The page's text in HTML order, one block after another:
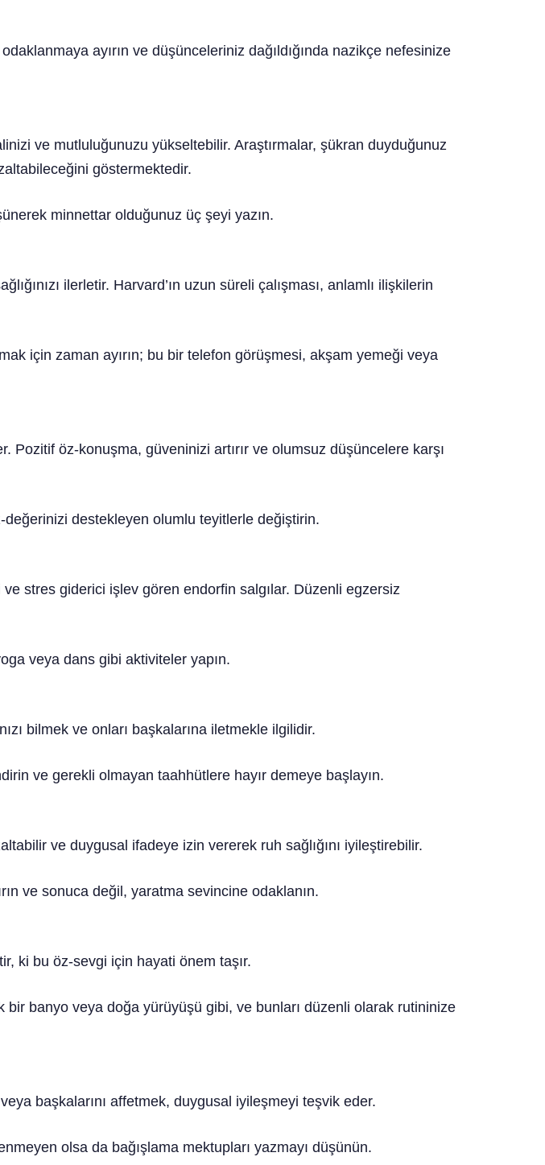
ayırın ve düşünceleriniz dağıldığında nazikçe nefesinize
ve mutluluğunuzu yükseltebilir. Araştırmalar, şükran duyduğunuz
göstermektedir.
minnettar olduğunuz üç şeyi yazın.
ilerletir. Harvard’ın uzun süreli çalışması, anlamlı ilişkilerin
için zaman ayırın; bu bir telefon görüşmesi, akşam yemeği veya
Pozitif öz-konuşma, güveninizi artırır ve olumsuz düşüncelere karşı
destekleyen olumlu teyitlerle değiştirin.
stres giderici işlev gören endorfin salgılar. Düzenli egzersiz
veya dans gibi aktiviteler yapın.
bilmek ve onları başkalarına iletmekle ilgilidir.
ve gerekli olmayan taahhütlere hayır demeye başlayın.
ve duygusal ifadeye izin vererek ruh sağlığını iyileştirebilir.
ve sonuca değil, yaratma sevincine odaklanın.
ki bu öz-sevgi için hayati önem taşır.
banyo veya doğa yürüyüşü gibi, ve bunları düzenli olarak rutininize
başkalarını affetmek, duygusal iyileşmeyi teşvik eder.
olsa da bağışlama mektupları yazmayı düşünün.